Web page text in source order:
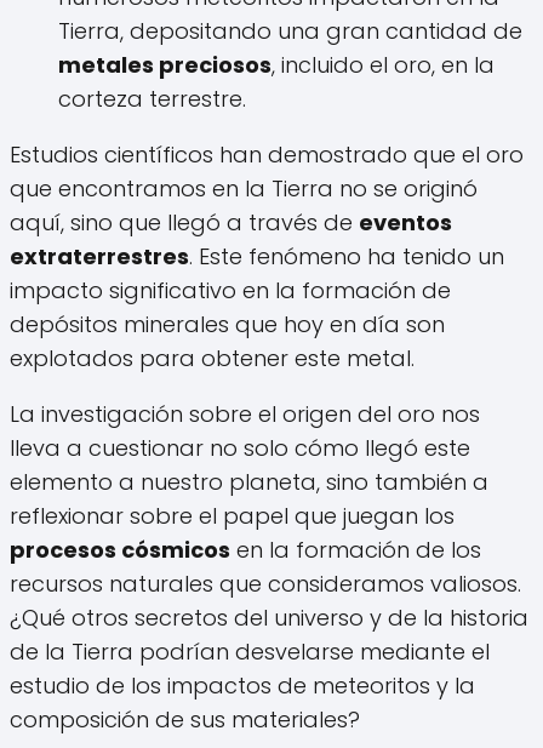
Tierra, depositando una gran cantidad de
metales preciosos, incluido el oro, en la
corteza terrestre.
Estudios científicos han demostrado que el oro
que encontramos en la Tierra no se originó
aquí, sino que llegó a través de eventos
extraterrestres. Este fenómeno ha tenido un
impacto significativo en la formación de
depósitos minerales que hoy en día son
explotados para obtener este metal.
La investigación sobre el origen del oro nos
lleva a cuestionar no solo cómo llegó este
elemento a nuestro planeta, sino también a
reflexionar sobre el papel que juegan los
procesos cósmicos en la formación de los
recursos naturales que consideramos valiosos.
¿Qué otros secretos del universo y de la historia
de la Tierra podrían desvelarse mediante el
estudio de los impactos de meteoritos y la
composición de sus materiales?